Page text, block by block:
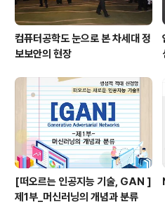
컴퓨터공학도 눈으로 본 차세대 정
보보안의 현장
[떠오르는 인공지능 기술, GAN ]
제1부_머신러닝의 개념과 분류